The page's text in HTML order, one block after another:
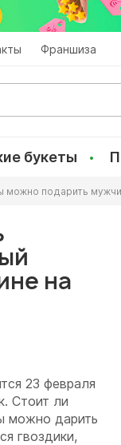
Франшиза
букеты
можно подарить
на
23 февраля
Стоит ли
можно дарить
гвоздики,